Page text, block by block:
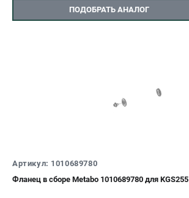
ПОДОБРАТЬ АНАЛОГ
Артикул: 1010689780
Фланец в сборе Metabo 1010689780 для KGS255